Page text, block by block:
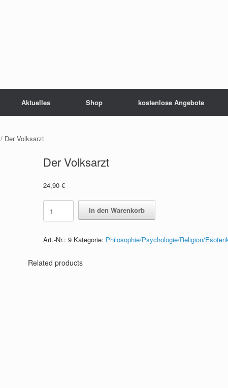
Aktuelles Shop kostenlose Angebote
/ Der Volksarzt
Der Volksarzt
24,90€
Der
Volksarzt
quantity
In den Warenkorb
Art.-Nr.:9 Kategorie: Philosophie/Psychologie/Religion/
Related products